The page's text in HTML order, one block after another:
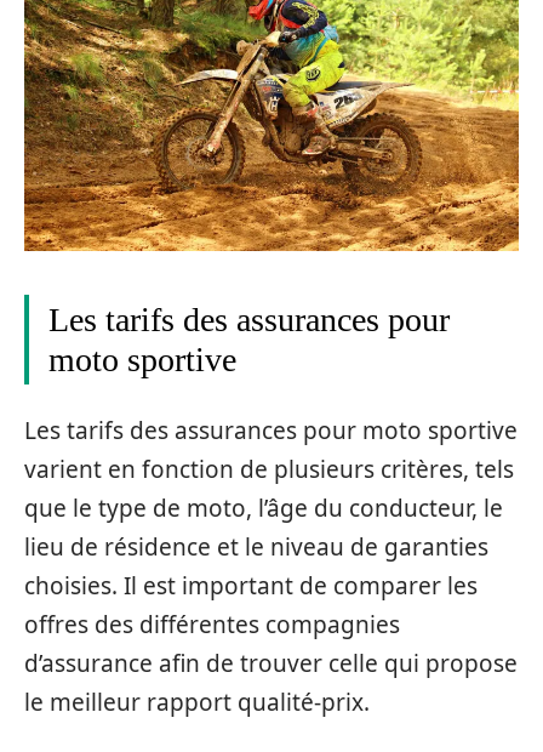
Les tarifs des assurances pour
moto sportive
Les tarifs des assurances pour moto sportive
varient en fonction de plusieurs critères, tels
que le type de moto, l’âge du conducteur, le
lieu de résidence et le niveau de garanties
choisies. Il est important de comparer les
offres des différentes compagnies
d’assurance afin de trouver celle qui propose
le meilleur rapport qualité-prix.